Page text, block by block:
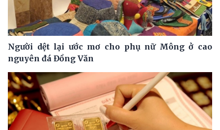
Người dệt lại ước mơ cho phụ nữ Mông ở cao
nguyên đá Đồng Văn